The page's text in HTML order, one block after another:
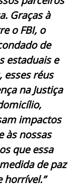
Graças à
o FBI, o
de
estaduais e
esses réus
na Justiça
impactos
às nossas
que essa
de paz
horrível.”